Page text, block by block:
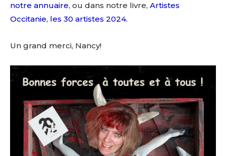
notre annuaire, ou dans notre livre, Artistes
Occitanie, les 30 artistes 2024.
Un grand merci, Nancy!